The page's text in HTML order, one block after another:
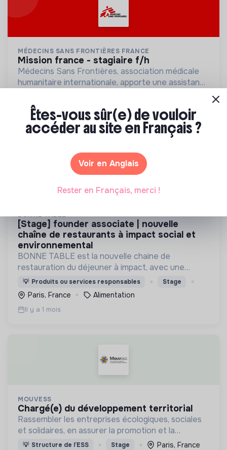
MÉDECINS SANS FRONTIÈRES FRANCE
mission france - stagiaire f/h
Médecins Sans Frontières, association médicale
humanitaire internationale, apporte une assistance
menacée.
Santé
Il y a 1 mois
BONNE TABLE
[stage] founder associate | nouvelle
chaîne de restaurants à impact social et
environnemental
BONNE TABLE est la nouvelle chaine de
restauration du déjeuner à impact, avec une
cuisine 100% fait maison et de saison, qui vise à
l’insertion professionnelle de ses équipiers. 🧡💙
💡 Produits ou services responsables Stage
Paris, France Alimentation
Il y a 1 mois
MOUVESS
chargé(e) du développement territorial
Rassembler les entreprises écologiques, sociales
et solidaires, en assurer la promotion et la
représentation auprès des pouvoirs publics et de
💡 Structure de l’ESS Stage Paris, France
Êtes-vous sûr(e) de vouloir
accéder au site en Français ?
Voir en Anglais
Rester en Français, merci !